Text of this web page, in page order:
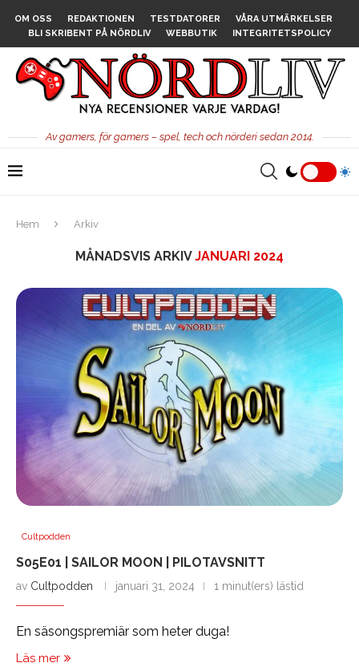
OM OSS REDAKTIONEN TESTDATORER
VÅRA UTMÄRKELSER
BLI SKRIBENT PÅ NÖRDLIV
WEBBUTIK INTEGRITETSPOLICY
Av gamers, för gamers – spel, tech och nörderi sedan 2014.
Hem Arkiv
MÅNADSVIS ARKIVJANUARI 2024
Cultpodden
S05E01 | SAILOR MOON | PILOTAVSNITT
av Cultpodden januari 31, 2024 1 minut(ers) lästid
En säsongspremiär som heter duga!
Läs mer